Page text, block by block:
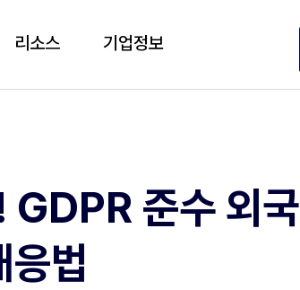
리소스 기업정보
GDPR 준수 외국
법